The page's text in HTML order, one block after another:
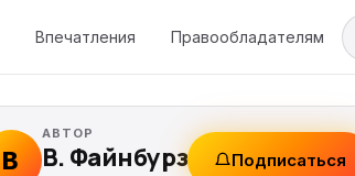
Впечатления Правообладателям
В
АВТОР
В. Файнбурз Подписаться